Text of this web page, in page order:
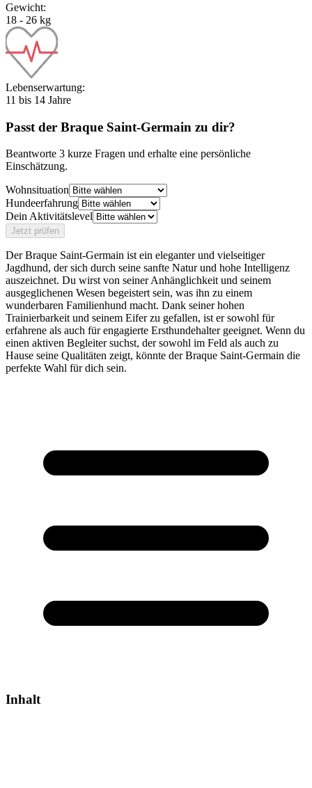
Gewicht:
18 - 26 kg
Lebenserwartung:
11 bis 14 Jahre
Passt der Braque Saint-Germain zu dir?
Beantworte 3 kurze Fragen und erhalte eine persönliche
Einschätzung.
Wohnsituation
Hundeerfahrung
Dein Aktivitätslevel
Jetzt prüfen
Der Braque Saint-Germain ist ein eleganter und vielseitiger
Jagdhund, der sich durch seine sanfte Natur und hohe Intelligenz
auszeichnet. Du wirst von seiner Anhänglichkeit und seinem
ausgeglichenen Wesen begeistert sein, was ihn zu einem
wunderbaren Familienhund macht. Dank seiner hohen
Trainierbarkeit und seinem Eifer zu gefallen, ist er sowohl für
erfahrene als auch für engagierte Ersthundehalter geeignet. Wenn du
einen aktiven Begleiter suchst, der sowohl im Feld als auch zu
Hause seine Qualitäten zeigt, könnte der Braque Saint-Germain die
perfekte Wahl für dich sein.
Inhalt